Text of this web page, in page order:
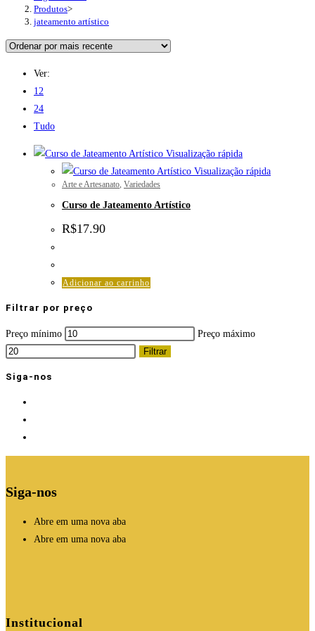
Produtos>
jateamento artístico
Ver:
12
24
Tudo
Visualização rápida
Visualização rápida
Arte e Artesanato, Variedades
Curso de Jateamento Artístico
R$17.90
Adicionar ao carrinho
Filtrar por preço
Preço mínimo
Preço máximo
Filtrar
Siga-nos
Siga-nos
Abre em uma nova aba
Abre em uma nova aba
Institucional